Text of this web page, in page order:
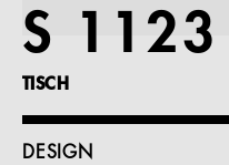
Referenzen
S 1123
TISCH
DESIGN